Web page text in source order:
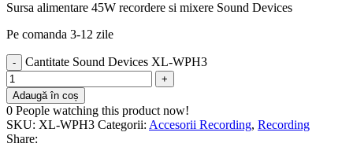
Sursa alimentare 45W recordere si mixere Sound Devices
Pe comanda 3-12 zile
Cantitate Sound Devices XL-WPH3
Adaugă în coș
0 People watching this product now!
SKU: XL-WPH3 Categorii: Accesorii Recording, Recording
Share: